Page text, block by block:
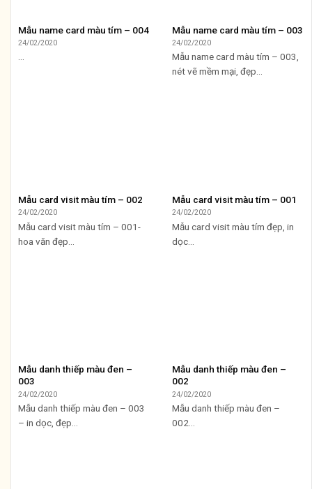
Mẫu name card màu tím – 004
24/02/2020
...
Mẫu name card màu tím – 003
24/02/2020
Mẫu name card màu tím – 003,
nét vẽ mềm mại, đẹp...
Mẫu card visit màu tím – 002
24/02/2020
Mẫu card visit màu tím – 001-
hoa văn đẹp...
Mẫu card visit màu tím – 001
24/02/2020
Mẫu card visit màu tím đẹp, in
dọc...
Mẫu danh thiếp màu đen –
003
24/02/2020
Mẫu danh thiếp màu đen – 003
– in dọc, đẹp...
Mẫu danh thiếp màu đen –
002
24/02/2020
Mẫu danh thiếp màu đen –
002...